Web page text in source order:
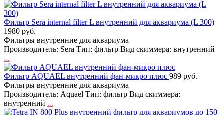
Фильтр Sera internal filter L внутренний для аквариума (L 300)
1980 руб.
Фильтры внутренние для аквариума
Производитель: Sera Тип: фильтр Вид скиммера: внутренний
...
Фильтр AQUAEL внутренний фан-микро плюс 989 руб.
Фильтры внутренние для аквариума
Производитель: Aquael Тип: фильтр Вид скиммера:
внутренний ...